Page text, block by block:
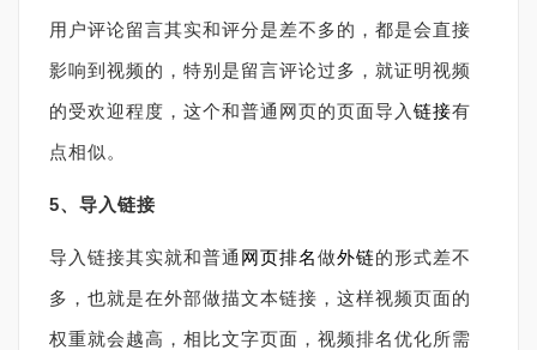
用户评论留言其实和评分是差不多的，都是会直接
影响到视频的，特别是留言评论过多，就证明视频
的受欢迎程度，这个和普通网页的页面导入 链接有
点相似。
5、导入链接
导入链接其实就和普通 网页排名做外链的形式差不
多，也就是在外部做描文本链接，这样视频页面的
权重就会越高，相比文字页面，视频排名优化所需